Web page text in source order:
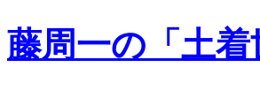
藤周一の「土